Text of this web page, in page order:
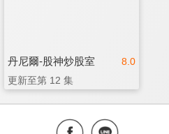
8.0
丹尼爾-股神炒股室
更新至第 12 集